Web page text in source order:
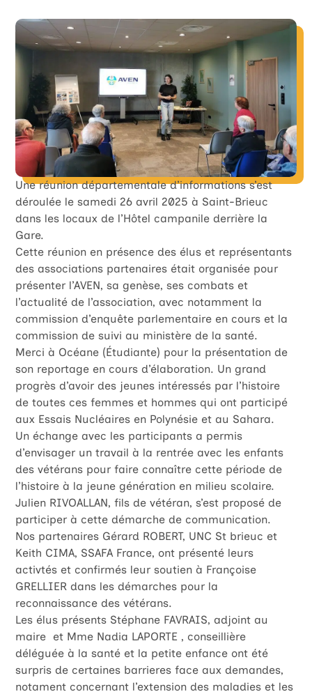
Une réunion départementale d’informations s’est
déroulée le samedi 26 avril 2025 à Saint-Brieuc
dans les locaux de l’Hôtel campanile derrière la
Gare.
Cette réunion en présence des élus et représentants
des associations partenaires était organisée pour
présenter l’AVEN, sa genèse, ses combats et
l’actualité de l’association, avec notamment la
commission d’enquête parlementaire en cours et la
commission de suivi au ministère de la santé.
Merci à Océane (Étudiante) pour la présentation de
son reportage en cours d’élaboration. Un grand
progrès d’avoir des jeunes intéressés par l’histoire
de toutes ces femmes et hommes qui ont participé
aux Essais Nucléaires en Polynésie et au Sahara.
Un échange avec les participants a permis
d’envisager un travail à la rentrée avec les enfants
des vétérans pour faire connaître cette période de
l’histoire à la jeune génération en milieu scolaire.
Julien RIVOALLAN, fils de vétéran, s’est proposé de
participer à cette démarche de communication.
Nos partenaires Gérard ROBERT, UNC St brieuc et
Keith CIMA, SSAFA France, ont présenté leurs
activtés et confirmés leur soutien à Françoise
GRELLIER dans les démarches pour la
reconnaissance des vétérans.
Les élus présents Stéphane FAVRAIS, adjoint au
maire et Mme Nadia LAPORTE , conseillière
déléguée à la santé et la petite enfance ont été
surpris de certaines barrieres face aux demandes,
notament concernant l’extension des maladies et les